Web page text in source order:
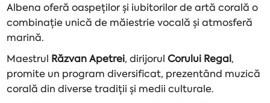
Albena oferă oaspeților și iubitorilor de artă corală o
combinație unică de măiestrie vocală și atmosferă
marină.
Maestrul Răzvan Apetrei, dirijorulCorului Regal,
promite un program diversificat, prezentând muzică
corală din diverse tradiții și medii culturale.